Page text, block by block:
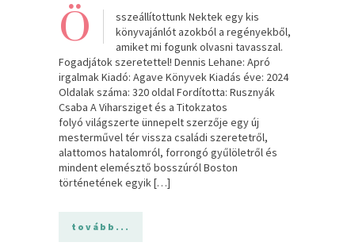
Ö
sszeállítottunk Nektek egy kis
könyvajánlót azokból a regényekből,
amiket mi fogunk olvasni tavasszal.
Fogadjátok szeretettel! Dennis Lehane: Apró ​
irgalmak Kiadó: Agave Könyvek Kiadás éve: 2024
Oldalak száma: 320 oldal Fordította: Rusznyák
Csaba A Viharsziget ​és a Titokzatos
folyó világszerte ünnepelt szerzője egy új
mesterművel tér vissza családi szeretetről,
alattomos hatalomról, forrongó gyűlöletről és
mindent elemésztő bosszúról Boston
történetének egyik […]
tovább...